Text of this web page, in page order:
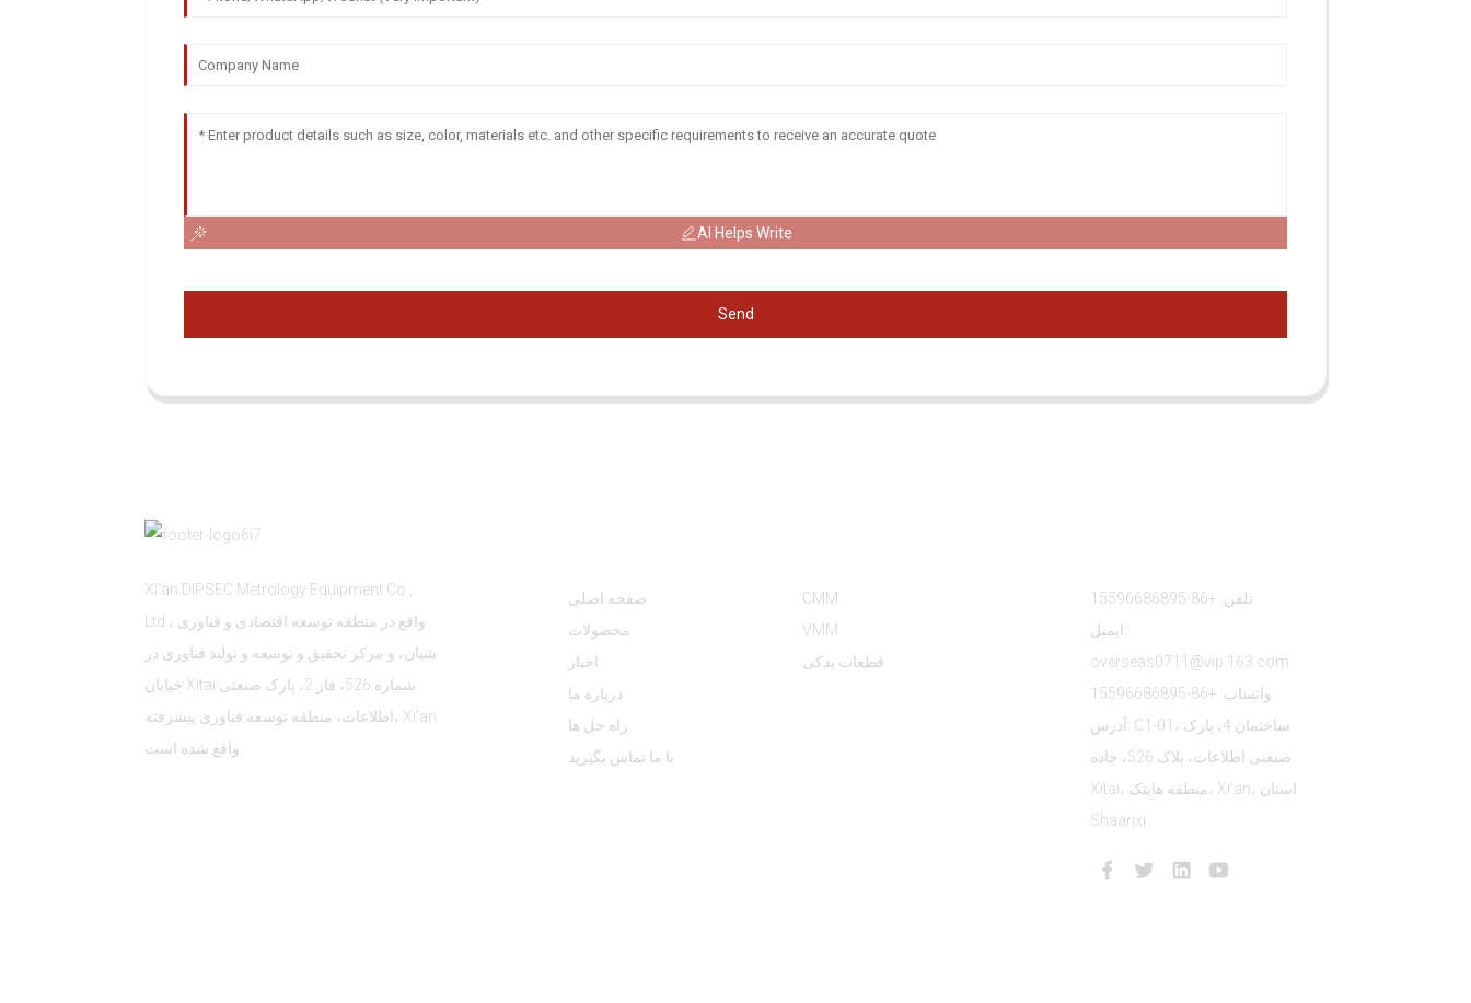
AI Helps Write
Send
Xi'an DIPSEC Metrology Equipment Co.,
Ltd.، واقع در منطقه توسعه اقتصادی و فناوری
شیان، و مرکز تحقیق و توسعه و تولید فناوری در
خیابان Xitai شماره 526، فاز 2، پارک صنعتی
اطلاعات، منطقه توسعه فناوری پیشرفته، Xi'an
صفحه اصلی
محصولات
اخبار
درباره ما
راه حل ها
با ما تماس بگیرید
CMM
VMM
قطعات یدکی
تلفن: +86-15596686895
ایمیل:
overseas0711@vip.163.com
واتساپ: +86-15596686895
آدرس: C1-01، ساختمان 4، پارک
صنعتی اطلاعات، پلاک 526، جاده
Xitai، منطقه هایتک، Xi'an، استان
Shaanxi